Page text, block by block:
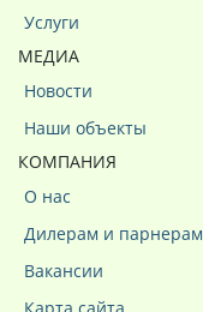
Услуги
МЕДИА
Новости
Наши объекты
КОМПАНИЯ
О нас
Дилерам и парнерам
Вакансии